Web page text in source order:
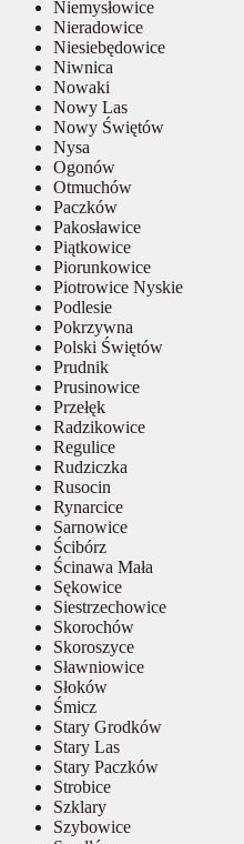
Niemysłowice
Nieradowice
Niesiebędowice
Niwnica
Nowaki
Nowy Las
Nowy Świętów
Nysa
Ogonów
Otmuchów
Paczków
Pakosławice
Piątkowice
Piorunkowice
Piotrowice Nyskie
Podlesie
Pokrzywna
Polski Świętów
Prudnik
Prusinowice
Przełęk
Radzikowice
Regulice
Rudziczka
Rusocin
Rynarcice
Sarnowice
Ścibórz
Ścinawa Mała
Sękowice
Siestrzechowice
Skorochów
Skoroszyce
Sławniowice
Słoków
Śmicz
Stary Grodków
Stary Las
Stary Paczków
Strobice
Szklary
Szybowice